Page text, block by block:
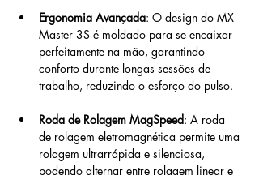
Ergonomia Avançada: O design do MX
Master 3S é moldado para se encaixar
perfeitamente na mão, garantindo
conforto durante longas sessões de
trabalho, reduzindo o esforço do pulso.
Roda de Rolagem MagSpeed: A roda
de rolagem eletromagnética permite uma
rolagem ultrarrápida e silenciosa,
podendo alternar entre rolagem linear e